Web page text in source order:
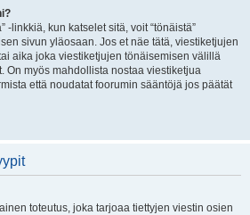
-linkkiä, kun katselet sitä, voit “tönäistä”
sivun yläosaan. Jos et näe tätä, viestiketjujen
aika joka viestiketjujen tönäisemisen välillä
On myös mahdollista nostaa viestiketjua
että noudatat foorumin sääntöjä jos päätät
toteutus, joka tarjoaa tiettyjen viestin osien